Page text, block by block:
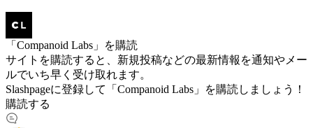
「Companoid Labs」を購読
サイトを購読すると、新規投稿などの最新情報を通知やメー
ルでいち早く受け取れます。
Slashpageに登録して「Companoid Labs」を購読しましょう！
購読する